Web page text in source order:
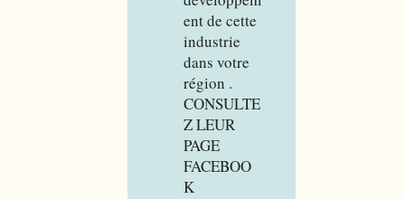
ent de cette
industrie
dans votre
région .
CONSULTE
Z LEUR
PAGE
FACEBOO
K